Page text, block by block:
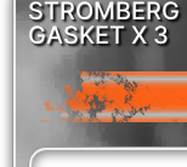
GASKET X 3